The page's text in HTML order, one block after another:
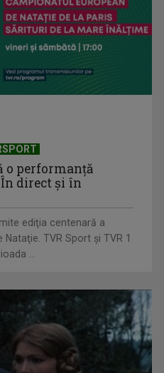
și cum salvarea era mereu
o performanţă
direct şi în
ediţia centenară a
TVR Sport şi TVR 1
...